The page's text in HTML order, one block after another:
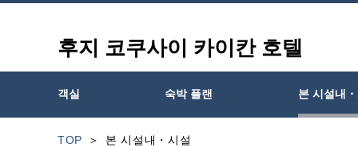
후지 코쿠사이 카이칸 호텔
객실 숙박 플랜 본 시설내
TOP 본 시설내・시설